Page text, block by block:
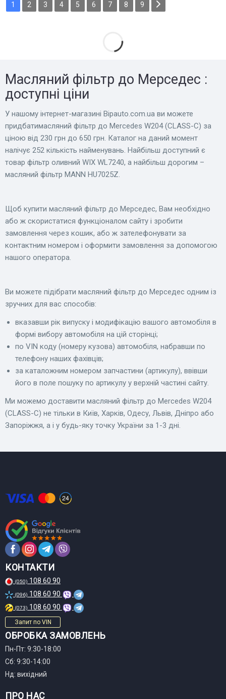
1 2 3 4 5 6 7 8 9
Масляний фільтр до Мерседес :
доступні ціни
У нашому інтернет-магазині Bіpauto.com.ua ви можете
придбатимасляний фільтр до Mercedes W204 (CLASS-C) за
ціною від 230 грн до 650 грн. Каталог на даний момент
налічує 252 кількість найменувань. Найбільш доступний є
товар фільтр оливний WIX WL7240, а найбільш дорогим –
масляний фільтр MANN HU7025Z.
Щоб купити масляний фільтр до Мерседес, Вам необхідно
або ж скористатися функціоналом сайту і зробити
замовлення через кошик, або ж зателефонувати за
контактним номером і оформити замовлення за допомогою
нашого оператора.
Ви можете підібрати масляний фільтр до Мерседес одним із
зручних для вас способів:
вказавши рік випуску і модифікацію вашого автомобіля в
формі вибору автомобіля на цій сторінці;
по VIN коду (номеру кузова) автомобіля, набравши по
телефону наших фахівців;
за каталожним номером запчастини (артикулу), ввівши
його в поле пошуку по артикулу у верхній частині сайту.
Ми можемо доставити масляний фільтр до Mercedes W204
(CLASS-C) не тільки в Київ, Харків, Одесу, Львів, Дніпро або
Запоріжжя, а і у будь-яку точку України за 1-3 дні.
КОНТАКТИ
(050) 108 60 90
(096) 108 60 90
(073) 108 60 90
Запит по VIN
ОБРОБКА ЗАМОВЛЕНЬ
Пн-Пт: 9:30-18:00
Сб: 9:30-14:00
Нд: вихідний
ПРО НАС